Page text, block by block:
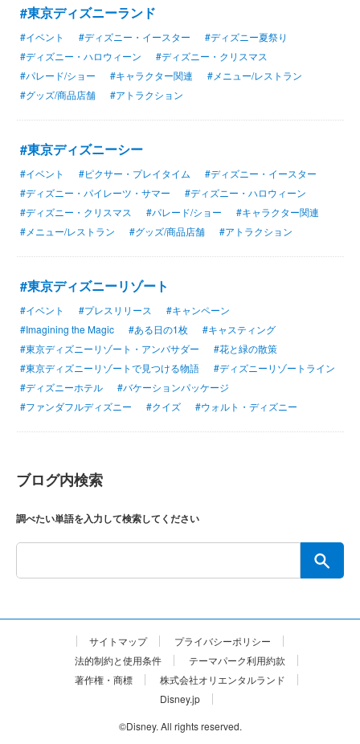
#東京ディズニーランド
#イベント #ディズニー・イースター
#ディズニー夏祭り
#ディズニー・ハロウィーン
#ディズニー・クリスマス
#パレード/ショー
#キャラクター関連
#メニュー/レストラン
#グッズ/商品店舗
#アトラクション
#東京ディズニーシー
#イベント #ピクサー・プレイタイム
#ディズニー・イースター
#ディズニー・パイレーツ・サマー
#ディズニー・ハロウィーン
#ディズニー・クリスマス
#パレード/ショー
#キャラクター関連
#メニュー/レストラン
#グッズ/商品店舗 #アトラクション
#東京ディズニーリゾート
#イベント #プレスリリース
#キャンペーン
#Imagining the Magic
#ある日の1枚
#キャスティング
#東京ディズニーリゾート・アンバサダー
#花と緑の散策
#東京ディズニーリゾートで見つける物語
#ディズニーリゾートライン
#ディズニーホテル
#バケーションパッケージ
#ファンダフルディズニー
#クイズ #ウォルト・ディズニー
ブログ内検索
調べたい単語を入力して検索してください
サイトマップ
プライバシーポリシー
法的制約と使用条件
テーマパーク利用約款
著作権・商標
株式会社オリエンタルランド
Disney.jp
©Disney. All rights reserved.